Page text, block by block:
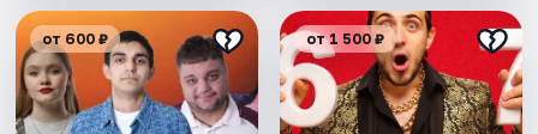
от 600 ₽ от 1 500 ₽